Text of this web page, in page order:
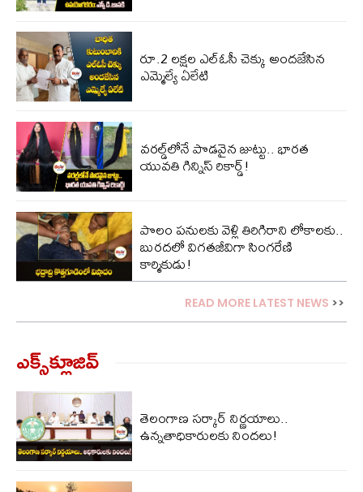
రూ.2 లక్షల ఎల్‌ఓసీ చెక్కు అందజేసిన
ఎమ్మెల్యే ఏలేటి
వ‌ర‌ల్డ్‌లోనే పొడ‌వైన జుట్టు.. భారత
యువతి గిన్నిస్ రికార్డ్‌!
పొలం పనులకు వెళ్లి తిరిగిరాని లోకాలకు..
బురదలో విగతజీవిగా సింగరేణి
కార్మికుడు!
READ MORE LATEST NEWS >>
ఎక్స్‌క్లూజివ్‌
తెలంగాణ సర్కార్ నిర్ణయాలు..
ఉన్నతాధికారులకు నిందలు!